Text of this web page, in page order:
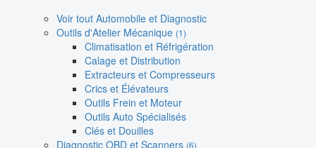
Voir tout Automobile et Diagnostic
Outils d'Atelier Mécanique (1)
Climatisation et Réfrigération
Calage et Distribution
Extracteurs et Compresseurs
Crics et Élévateurs
Outils Frein et Moteur
Outils Auto Spécialisés
Clés et Douilles
Diagnostic OBD et Scanners (6)